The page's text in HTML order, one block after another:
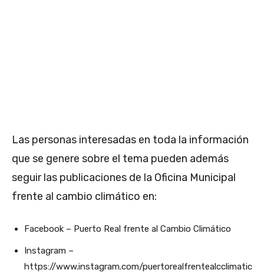
Las personas interesadas en toda la información
que se genere sobre el tema pueden además
seguir las publicaciones de la Oficina Municipal
frente al cambio climático en:
Facebook – Puerto Real frente al Cambio Climático
Instagram –
https://www.instagram.com/puertorealfrentealcclimatic